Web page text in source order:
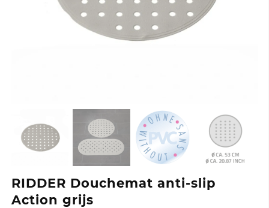
RIDDER Douchemat anti-slip
Action grijs